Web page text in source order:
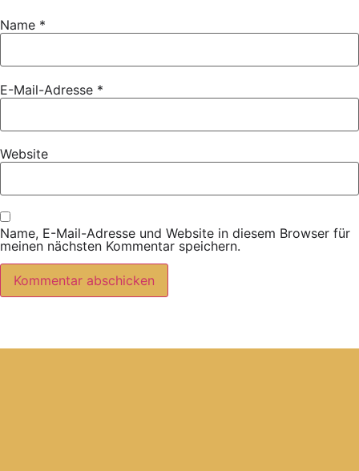
Name *
E-Mail-Adresse *
Website
Name, E-Mail-Adresse und Website in diesem Browser für
meinen nächsten Kommentar speichern.